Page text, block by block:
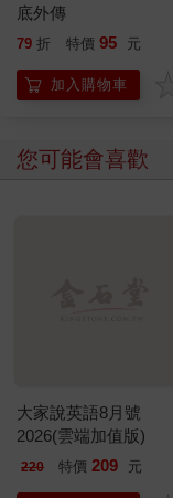
底外傳
79 折 特價 95 元
加入購物車
您可能會喜歡
大家說英語8月號
2026(雲端加值版)
220 特價 209 元